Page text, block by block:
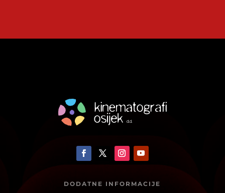
DODATNE INFORMACIJE